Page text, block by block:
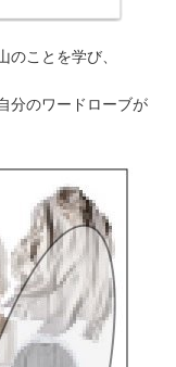
ことを学び、
分のワードローブが